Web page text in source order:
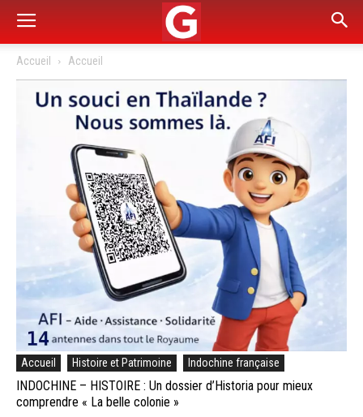
Accueil Accueil
Accueil Histoire et Patrimoine Indochine française
INDOCHINE – HISTOIRE : Un dossier d’Historia pour mieux
comprendre « La belle colonie »